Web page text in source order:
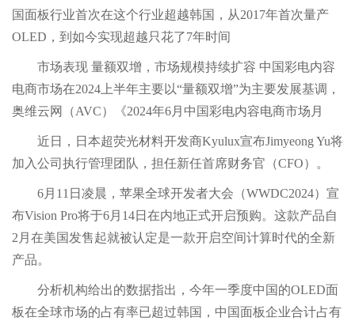
国面板行业首次在这个行业超越韩国，从2017年首次量产
OLED，到如今实现超越只花了7年时间
市场表现 量额双增，市场规模持续扩容 中国彩电内容
电商市场在2024上半年主要以“量额双增”为主要发展基调，
奥维云网（AVC）《2024年6月中国彩电内容电商市场月
近日，日本超荧光材料开发商Kyulux宣布Jimyeong Yu将
加入公司执行管理团队，担任新任首席财务官（CFO）。
6月11日凌晨，苹果全球开发者大会（WWDC2024）宣
布Vision Pro将于6月14日在内地正式开启预购。这款产品自
2月在美国发售起就被认定是一款开启空间计算时代的全新
产品。
分析机构给出的数据指出，今年一季度中国的OLED面
板在全球市场的占有率已超过韩国，中国面板企业合计占有